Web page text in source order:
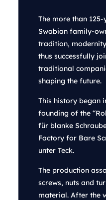
The more than
Swabian family-
tradition,
thus successfully
traditional
shaping the future.
This history began
founding of the
für blanke
Factory for Bare
unter Teck.
The production
screws, nuts and
material. After the